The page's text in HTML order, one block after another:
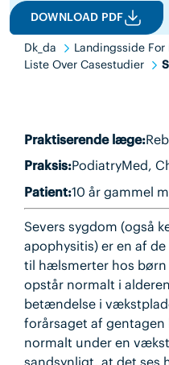
DOWNLOAD PDF
Dk_da
Landingsside
Liste Over Casestudier
Praktiserende læge:
Praksis:PodiatryMed,
Patient:10 år gammel
Severs sygdom (også
apophysitis) er en af
til hælsmerter hos børn
opstår normalt i
betændelse i
forårsaget af
normalt under en
sandsynligt, at det ses